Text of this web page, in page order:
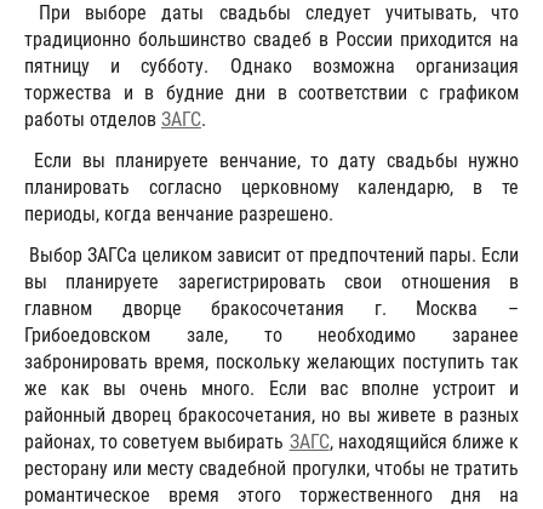
При выборе даты свадьбы следует учитывать, что
традиционно большинство свадеб в России приходится на
пятницу и субботу. Однако возможна организация
торжества и в будние дни в соответствии с графиком
работы отделов ЗАГС.
Если вы планируете венчание, то дату свадьбы нужно
планировать согласно церковному календарю, в те
периоды, когда венчание разрешено.
Выбор ЗАГСа целиком зависит от предпочтений пары. Если
вы планируете зарегистрировать свои отношения в
главном дворце бракосочетания г. Москва –
Грибоедовском зале, то необходимо заранее
забронировать время, поскольку желающих поступить так
же как вы очень много. Если вас вполне устроит и
районный дворец бракосочетания, но вы живете в разных
районах, то советуем выбирать ЗАГС, находящийся ближе к
ресторану или месту свадебной прогулки, чтобы не тратить
романтическое время этого торжественного дня на